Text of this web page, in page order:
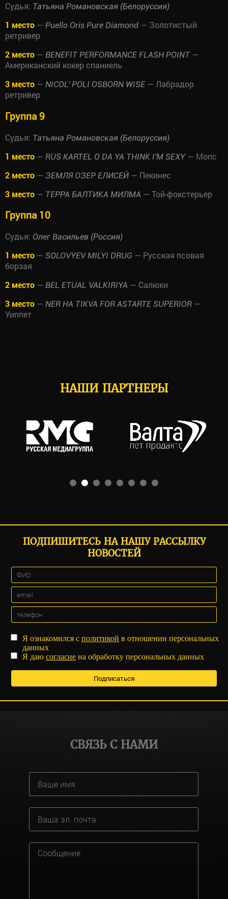
Судья: Татьяна Романовская (Белоруссия)
1 место — Puello Oris Pure Diamond — Золотистый
ретривер
2 место — BENEFIT PERFORMANCE FLASH POINT—
Американский кокер спаниель
3 место — NICOL' POLI OSBORN WISE — Лабрадор
ретривер
Группа 9
Судья: Татьяна Романовская (Белоруссия)
1 место — RUS KARTEL O DA YA THINK I'M SEXY— Мопс
2 место — ЗЕМЛЯ ОЗЕР ЕЛИСЕЙ — Пекинес
3 место — ТЕРРА БАЛТИКА МИЛМА — Той-фокстерьер
Группа 10
Судья: Олег Васильев (Россия)
1 место — SOLOVYEV MILYI DRUG — Русская псовая
борзая
2 место — BEL ETUAL VALKIRIYA — Салюки
3 место — NER HA TIKVA FOR ASTARTE SUPERIOR —
Уиппет
НАШИ ПАРТНЕРЫ
ПОДПИШИТЕСЬ НА НАШУ РАССЫЛКУ
НОВОСТЕЙ
Я ознакомился сполитикой в отношении персональных
данных
Я даюсогласие на обработку персональных данных
СВЯЗЬ С НАМИ